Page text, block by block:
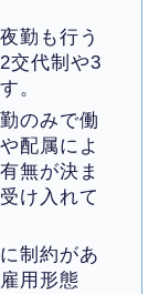
勤も行う
交代制や3
。
のみで働
配属によ
無が決ま
け入れて
制約があ
用形態